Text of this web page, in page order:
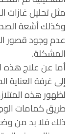
مثل تحليل غازات
وكذلك أشعة
عدم وجود قصور
المشكلة.
أما عن علاج هذه
إلى غرفة العناية
لظهور هذه
طريق كمامات
ذلك فلا بد من